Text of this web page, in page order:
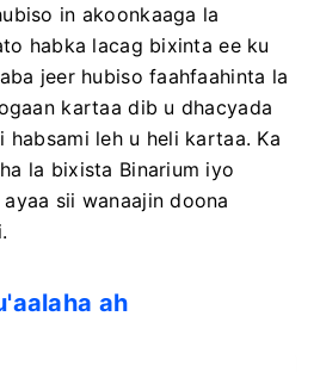
in akoonkaaga la
habka lacag bixinta ee ku
jeer hubiso faahfaahinta la
kartaa dib u dhacyada
habsami leh u heli kartaa. Ka
la bixista Binarium iyo
sii wanaajin doona
ah